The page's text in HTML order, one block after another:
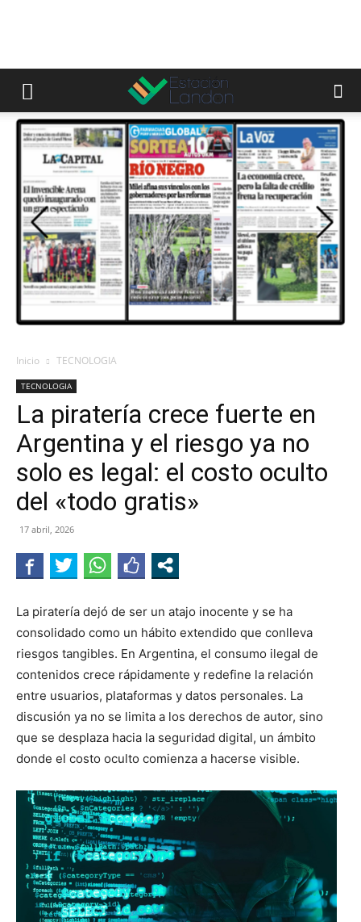
Inicio TECNOLOGIA
TECNOLOGIA
La piratería crece fuerte en
Argentina y el riesgo ya no
solo es legal: el costo oculto
del «todo gratis»
17 abril, 2026
La piratería dejó de ser un atajo inocente y se ha
consolidado como un hábito extendido que conlleva
riesgos tangibles. En Argentina, el consumo ilegal de
contenidos crece rápidamente y redefine la relación
entre usuarios, plataformas y datos personales. La
discusión ya no se limita a los derechos de autor, sino
que se desplaza hacia la seguridad digital, un ámbito
donde el costo oculto comienza a hacerse visible.